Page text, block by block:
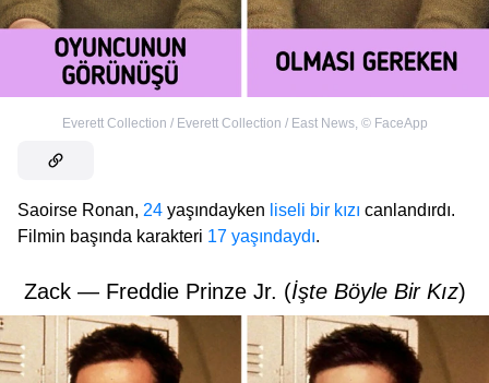
Everett Collection / Everett Collection / East News, © FaceApp
Saoirse Ronan, 24 yaşındayken liseli bir kızı canlandırdı.
Filmin başında karakteri 17 yaşındaydı.
Zack — Freddie Prinze Jr. (İşte Böyle Bir Kız)